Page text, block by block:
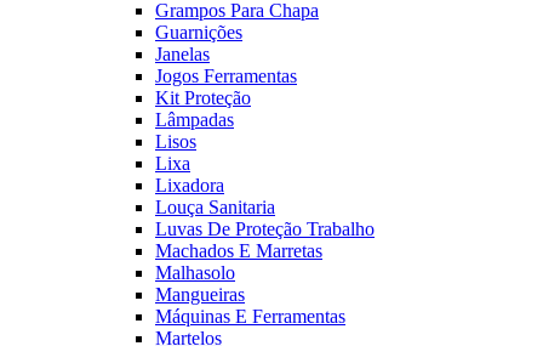
Grampos Para Chapa
Guarnições
Janelas
Jogos Ferramentas
Kit Proteção
Lâmpadas
Lisos
Lixa
Lixadora
Louça Sanitaria
Luvas De Proteção Trabalho
Machados E Marretas
Malhasolo
Mangueiras
Máquinas E Ferramentas
Martelos